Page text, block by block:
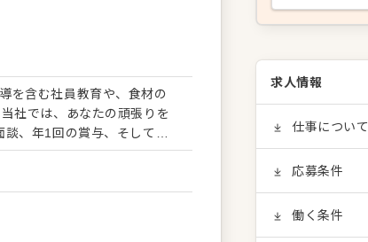
を含む社員教育や、食材の
社では、あなたの頑張りを
、年1回の賞与、そして年2
評価します。昨年は臨時業
スキルを磨きながら、店長
す。統括店長との距離も近
の方も全力で応援し、これ
求人情報
仕事について
応募条件
働く条件